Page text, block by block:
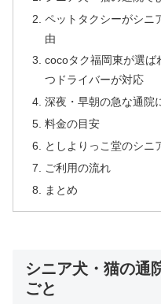
ペットタクシーがシニ
由
cocoタク福岡東が選ば
つドライバーが対応
深夜・早朝の急な通院
料金の目安
としよりっこ堂のシニ
ご利用の流れ
まとめ
シニア犬・猫の通
ごと